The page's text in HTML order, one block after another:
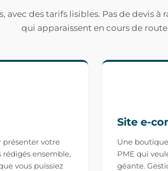
avec des tarifs lisibles. Pas de devis à
qui apparaissent en cours de
présenter votre
ensemble,
vous puissiez
Site e-
Une
PME qui
géante.